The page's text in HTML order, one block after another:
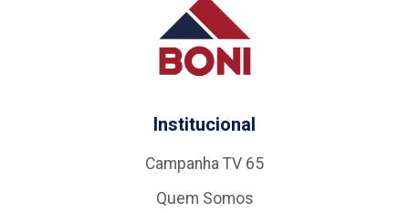
Institucional
Campanha TV 65
Quem Somos